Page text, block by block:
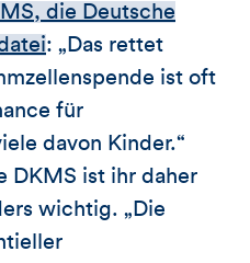
die Deutsche
: „Das rettet
ist oft
für
davon Kinder.“
DKMS ist ihr daher
wichtig. „Die